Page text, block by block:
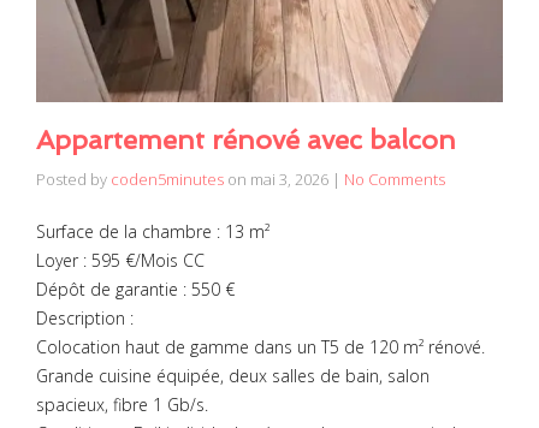
Appartement rénové avec balcon
Posted by coden5minutes on mai 3, 2026 | No Comments
Surface de la chambre : 13 m²
Loyer : 595 €/Mois CC
Dépôt de garantie : 550 €
Description :
Colocation haut de gamme dans un T5 de 120 m² rénové.
Grande cuisine équipée, deux salles de bain, salon
spacieux, fibre 1 Gb/s.